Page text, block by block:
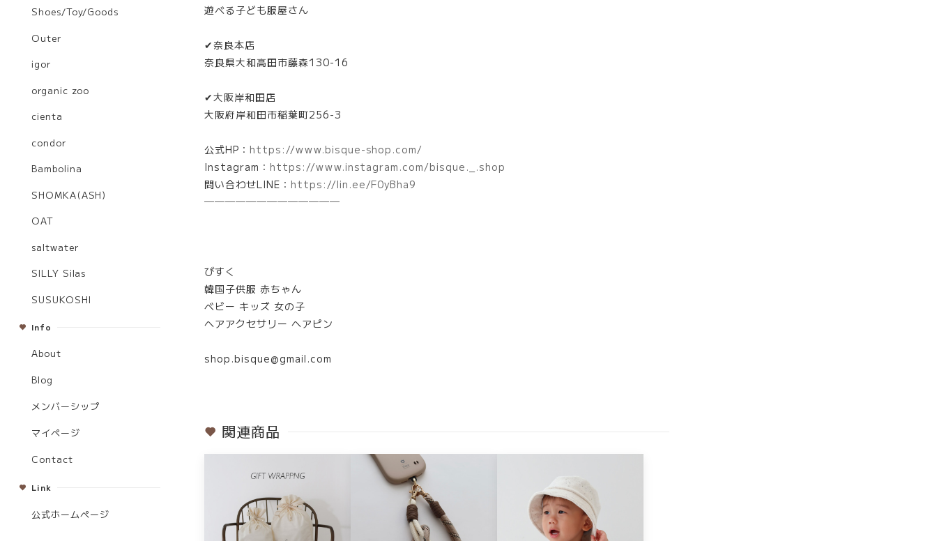
Shoes/Toy/Goods
Outer
igor
organic zoo
cienta
condor
Bambolina
SHOMKA(ASH)
OAT
saltwater
SILLY Silas
SUSUKOSHI
Info
About
Blog
メンバーシップ
マイページ
Contact
Link
公式ホームページ
遊べる子ども服屋さん
✔奈良本店
奈良県大和高田市藤森130-16
✔大阪岸和田店
大阪府岸和田市稲葉町256-3
公式HP： https://www.bisque-shop.com/
Instagram： https://www.instagram.com/bisque._.shop
問い合わせLINE： https://lin.ee/F0yBha9
​───────​──────
びすく
韓国子供服 赤ちゃん
ベビー キッズ 女の子
ヘアアクセサリー ヘアピン
shop.bisque@gmail.com
関連商品